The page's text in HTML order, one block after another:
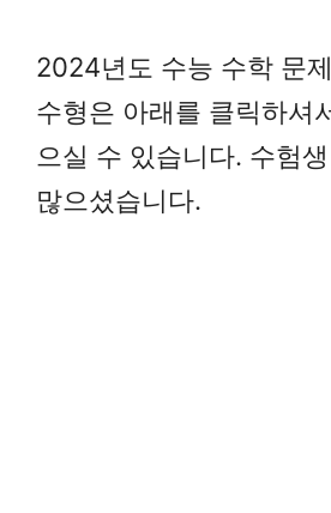
2024년도 수능 수학 문
수형은 아래를 클릭하셔
으실 수 있습니다. 수험
많으셨습니다.